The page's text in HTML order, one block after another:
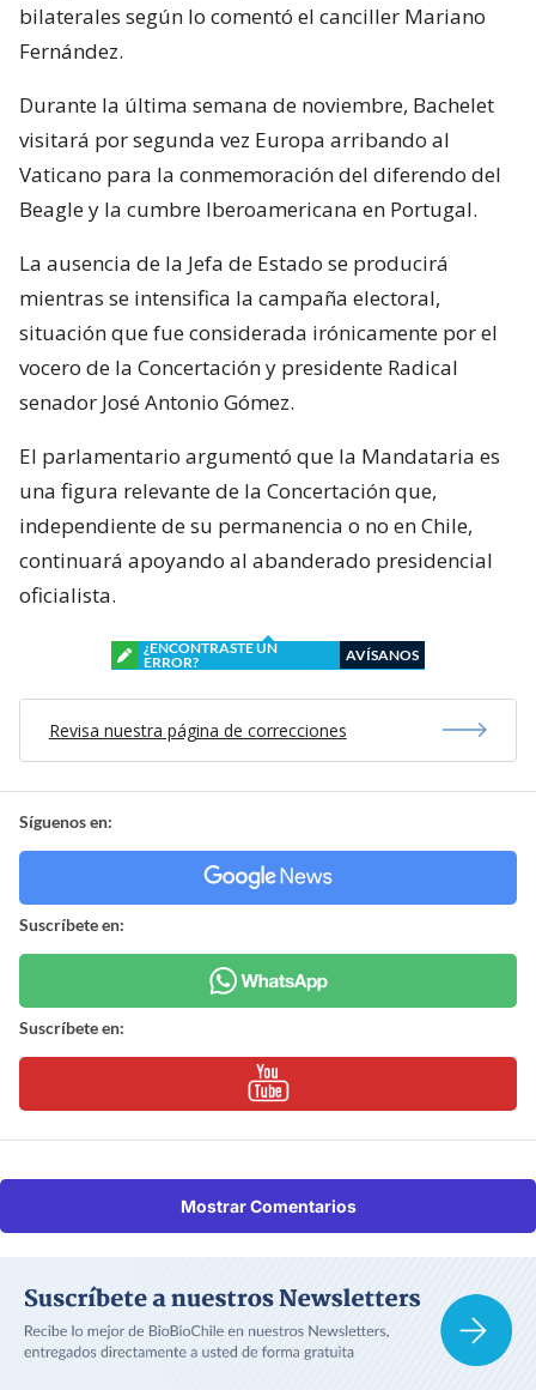
bilaterales según lo comentó el canciller Mariano
Fernández.
Durante la última semana de noviembre, Bachelet
visitará por segunda vez Europa arribando al
Vaticano para la conmemoración del diferendo del
Beagle y la cumbre Iberoamericana en Portugal.
La ausencia de la Jefa de Estado se producirá
mientras se intensifica la campaña electoral,
situación que fue considerada irónicamente por el
vocero de la Concertación y presidente Radical
senador José Antonio Gómez.
El parlamentario argumentó que la Mandataria es
una figura relevante de la Concertación que,
independiente de su permanencia o no en Chile,
continuará apoyando al abanderado presidencial
oficialista.
¿ENCONTRASTE UN
ERROR?
AVÍSANOS
Revisa nuestra página de correcciones
Síguenos en:
Suscríbete en:
Suscríbete en:
Mostrar Comentarios